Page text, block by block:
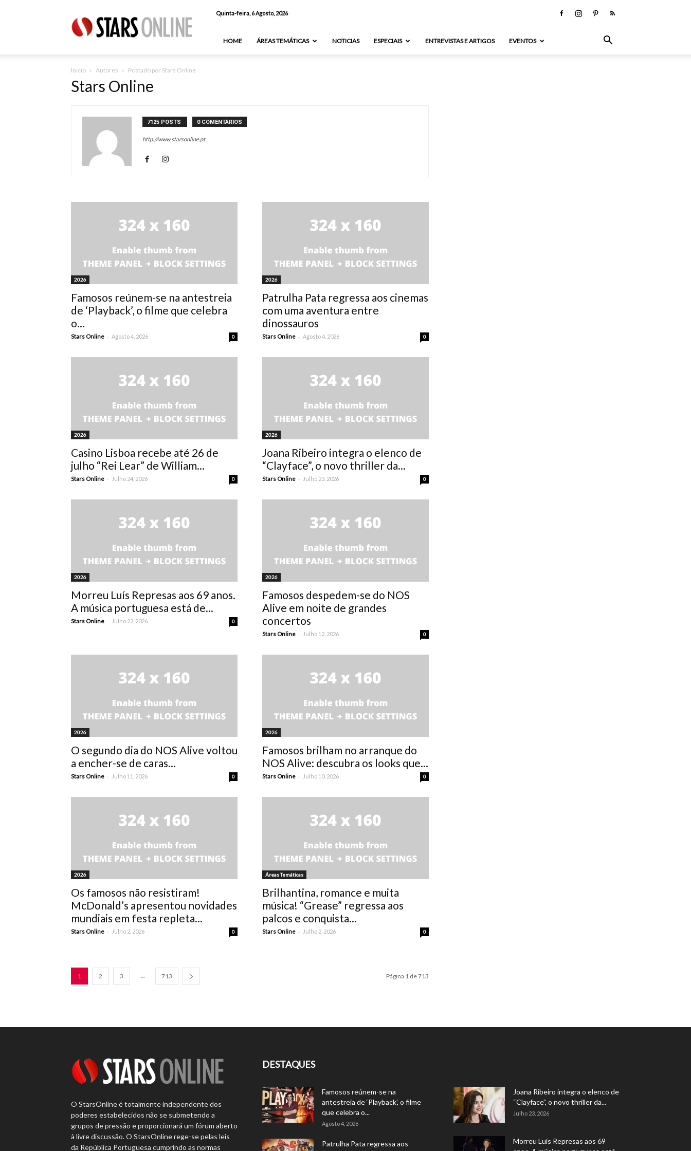
Online
Quinta-feira, 6 Agosto, 2026
HOME ÁREAS TEMÁTICAS NOTICIAS ESPECIAIS ENTREVISTAS E ARTIGOS EVENTOS
Inicio Autores Postado por Stars Online
Stars Online
7125 POSTS 0 COMENTÁRIOS
http://www.starsonline.pt
2026
Famosos reúnem-se na antestreia
de ‘Playback’, o filme que celebra
o...
Stars Online - Agosto 4, 2026 0
2026
Patrulha Pata regressa aos cinemas
com uma aventura entre
dinossauros
Stars Online - Agosto 4, 2026 0
2026
Casino Lisboa recebe até 26 de
julho “Rei Lear” de William...
Stars Online - Julho 24, 2026 0
2026
Joana Ribeiro integra o elenco de
“Clayface”, o novo thriller da...
Stars Online - Julho 23, 2026 0
2026
Morreu Luís Represas aos 69 anos.
A música portuguesa está de...
Stars Online - Julho 22, 2026 0
2026
Famosos despedem-se do NOS
Alive em noite de grandes
concertos
Stars Online - Julho 12, 2026 0
2026
O segundo dia do NOS Alive voltou
a encher-se de caras...
Stars Online - Julho 11, 2026 0
2026
Famosos brilham no arranque do
NOS Alive: descubra os looks que...
Stars Online - Julho 10, 2026 0
2026
Os famosos não resistiram!
McDonald’s apresentou novidades
mundiais em festa repleta...
Stars Online - Julho 2, 2026 0
Áreas Temáticas
Brilhantina, romance e muita
música! “Grease” regressa aos
palcos e conquista...
Stars Online - Julho 2, 2026 0
1 2 3 ... 713 Página 1 de 713
O StarsOnline é totalmente independente dos
poderes estabelecidos não se submetendo a
grupos de pressão e proporcionará um fórum aberto
à livre discussão. O StarsOnline rege-se pelas leis
da República Portuguesa cumprindo as normas
DESTAQUES
Famosos reúnem-se na
antestreia de ‘Playback’, o filme
que celebra o...
Agosto 4, 2026
Patrulha Pata regressa aos
Joana Ribeiro integra o elenco de
“Clayface”, o novo thriller da...
Julho 23, 2026
Morreu Luís Represas aos 69